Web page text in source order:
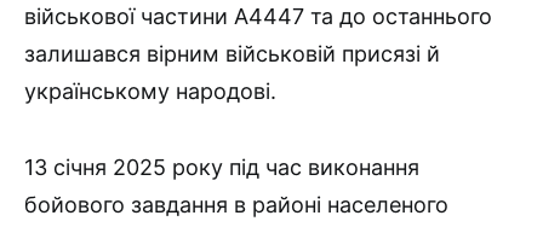
військової частини А4447 та до останнього
залишався вірним військовій присязі й
українському народові.
13 січня 2025 року під час виконання
бойового завдання в районі населеного